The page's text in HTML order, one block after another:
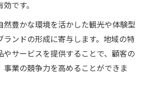
です。
然豊かな環境を活かした観光や体験型
ランドの形成に寄与します。地域の特
やサービスを提供することで、顧客の
事業の競争力を高めることができま